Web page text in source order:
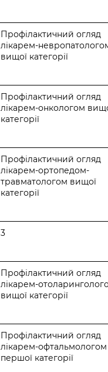
Профілактичний огляд
лікарем-
вищої категорії
Профілактичний огляд
лікарем-онкологом
категорії
Профілактичний огляд
лікарем-ортопедом-
травматологом вищої
категорії
3
Профілактичний огляд
лікарем-
вищої категорії
Профілактичний огляд
лікарем-офтальмологом
першої категорії